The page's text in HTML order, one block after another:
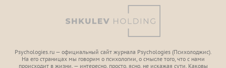
Psychologies.ru — официальный сайт журнала Psychologies (Психoлоджиc).
На его страницах мы говорим о психологии, о смысле того, что с нами
происходит в жизни, — интересно, просто, ясно, не искажая сути. Каковы